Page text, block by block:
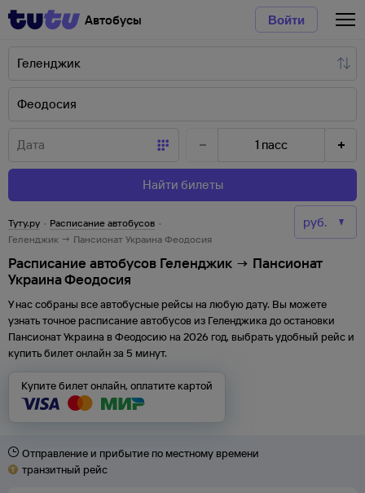
Автобусы Войти
1 пасс
Найти билеты
Туту.ру · Расписание автобусов ·
Геленджик → Пансионат Украина Феодосия
Расписание автобусов Геленджик → Пансионат
Украина Феодосия
У нас собраны все автобусные рейсы на любую дату. Вы можете
узнать точное расписание автобусов из Геленджика доостановки
Пансионат Украина в Феодосию на 2026 год, выбрать удобный рейс и
купить билет онлайн за 5 минут.
Купите билет онлайн, оплатите картой
Отправление и прибытие по местному времени
транзитный рейс